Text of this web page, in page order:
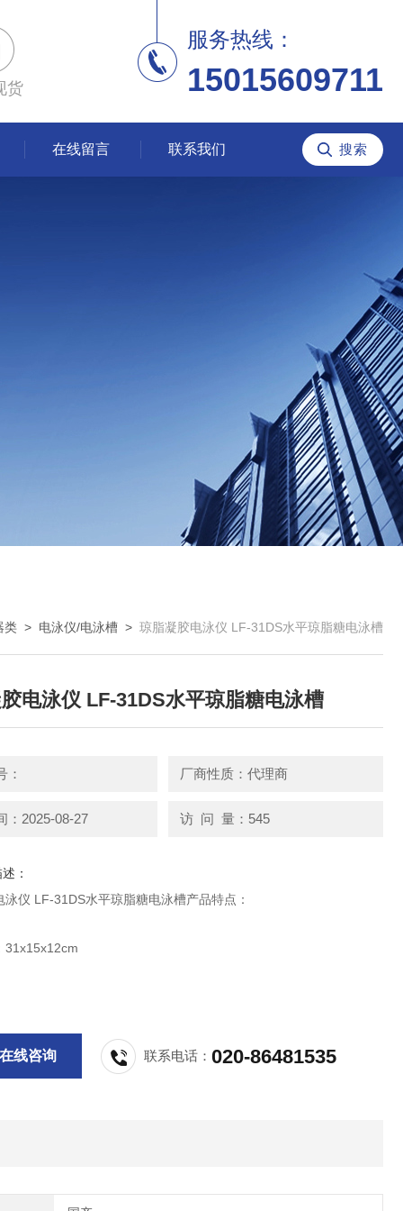
货
服务热线：
15015609711
在线留言 联系我们
类 > 电泳仪/电泳槽 > 琼脂凝胶电泳仪 LF-31DS水平琼脂糖电泳槽
电泳仪 LF-31DS水平琼脂糖电泳槽
： 厂商性质：代理商
：2025-08-27 访 问 量：545
：
泳仪 LF-31DS水平琼脂糖电泳槽产品特点：
31x15x12cm
适用于分离、制备DNA、RNA
天窗的设计，取放胶不用拔盖，方便操作，散热效果好；
在线咨询 联系电话：020-86481535